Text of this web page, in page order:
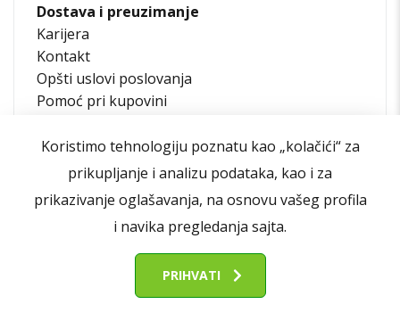
Dostava i preuzimanje
Karijera
Kontakt
Opšti uslovi poslovanja
Pomoć pri kupovini
Koristimo tehnologiju poznatu kao „kolačići“ za
prikupljanje i analizu podataka, kao i za
prikazivanje oglašavanja, na osnovu vašeg profila
i navika pregledanja sajta.
PRIHVATI